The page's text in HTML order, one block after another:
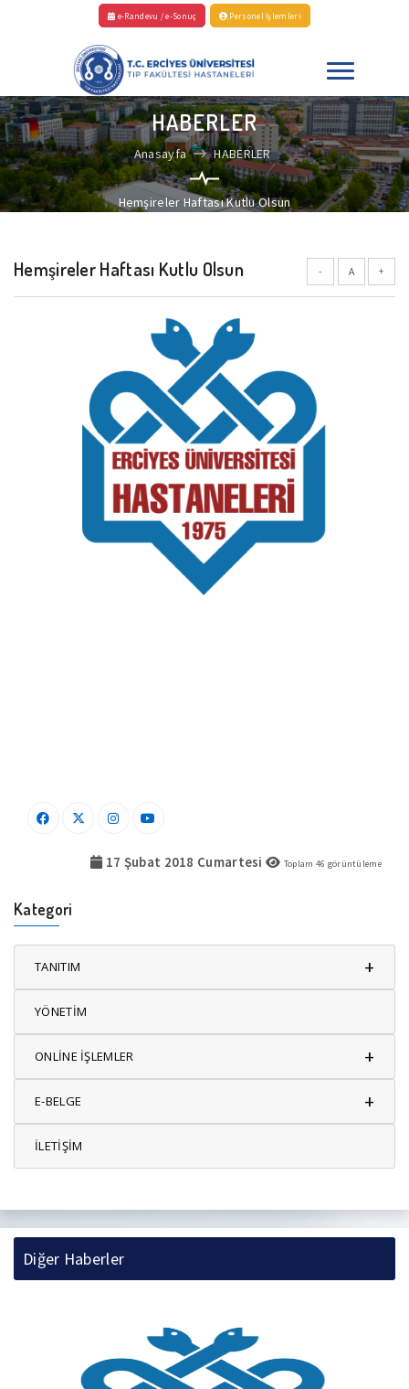
e-Randevu / e-Sonuç Personel İşlemleri
HABERLER
Anasayfa HABERLER
Hemşireler Haftası Kutlu Olsun
- A +
Hemşireler Haftası Kutlu Olsun
17 Şubat 2018 Cumartesi Toplam 46 görüntüleme
Kategori
TANITIM +
YÖNETİM
ONLİNE İŞLEMLER +
E-BELGE +
İLETİŞİM
Diğer Haberler